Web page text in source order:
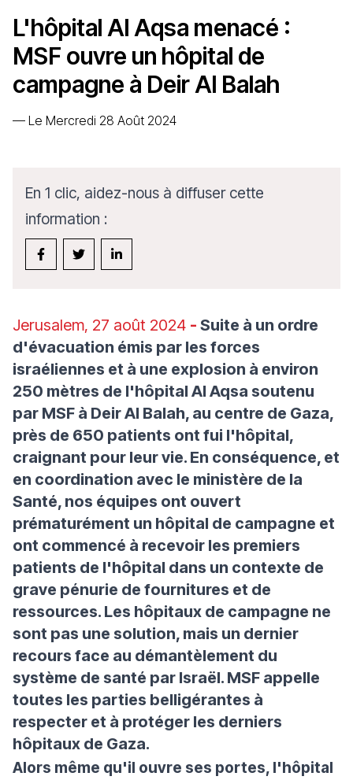
L'hôpital Al Aqsa menacé :
MSF ouvre un hôpital de
campagne à Deir Al Balah
— Le Mercredi 28 Août 2024
En 1 clic, aidez-nous à diffuser cette
information :
Jerusalem, 27 août 2024 - Suite à un ordre
d'évacuation émis par les forces
israéliennes et à une explosion à environ
250 mètres de l'hôpital Al Aqsa soutenu
par MSF à Deir Al Balah, au centre de Gaza,
près de 650 patients ont fui l'hôpital,
craignant pour leur vie. En conséquence, et
en coordination avec le ministère de la
Santé, nos équipes ont ouvert
prématurément un hôpital de campagne et
ont commencé à recevoir les premiers
patients de l'hôpital dans un contexte de
grave pénurie de fournitures et de
ressources. Les hôpitaux de campagne ne
sont pas une solution, mais un dernier
recours face au démantèlement du
système de santé par Israël. MSF appelle
toutes les parties belligérantes à
respecter et à protéger les derniers
hôpitaux de Gaza.
Alors même qu'il ouvre ses portes, l'hôpital